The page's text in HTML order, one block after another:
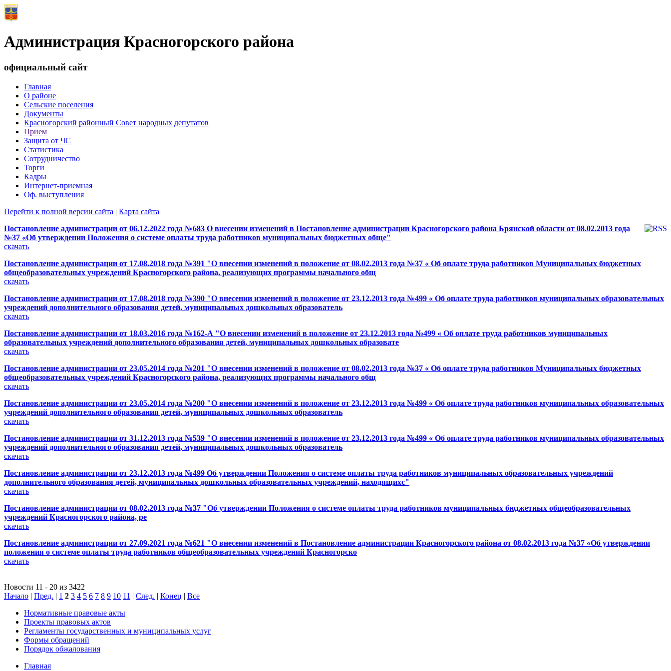
Администрация Красногорского района
официальный сайт
Главная
О районе
Сельские поселения
Документы
Красногорский районный Совет народных депутатов
Прием
Защита от ЧС
Статистика
Сотрудничество
Торги
Кадры
Интернет-приемная
Оф. выступления
Перейти к полной версии сайта | Карта сайта
Постановление администрации от 06.12.2022 года №683 О внесении изменений в Постановление администрации Красногорского района Брянской области от 08.02.2013 года
№37 «Об утверждении Положения о системе оплаты труда работников муниципальных бюджетных обще"
скачать
Постановление администрации от 17.08.2018 года №391 "О внесении изменений в положение от 08.02.2013 года №37 « Об оплате труда работников Муниципальных бюджетных
общеобразовательных учреждений Красногорского района, реализующих программы начального общ
скачать
Постановление администрации от 17.08.2018 года №390 "О внесении изменений в положение от 23.12.2013 года №499 « Об оплате труда работников муниципальных образовательных
учреждений дополнительного образования детей, муниципальных дошкольных образователь
скачать
Постановление администрации от 18.03.2016 года №162-А "О внесении изменений в положение от 23.12.2013 года №499 « Об оплате труда работников муниципальных
образовательных учреждений дополнительного образования детей, муниципальных дошкольных образовате
скачать
Постановление администрации от 23.05.2014 года №201 "О внесении изменений в положение от 08.02.2013 года №37 « Об оплате труда работников Муниципальных бюджетных
общеобразовательных учреждений Красногорского района, реализующих программы начального общ
скачать
Постановление администрации от 23.05.2014 года №200 "О внесении изменений в положение от 23.12.2013 года №499 « Об оплате труда работников муниципальных образовательных
учреждений дополнительного образования детей, муниципальных дошкольных образователь
скачать
Постановление администрации от 31.12.2013 года №539 "О внесении изменений в положение от 23.12.2013 года №499 « Об оплате труда работников муниципальных образовательных
учреждений дополнительного образования детей, муниципальных дошкольных образователь
скачать
Постановление администрации от 23.12.2013 года №499 Об утверждении Положения о системе оплаты труда работников муниципальных образовательных учреждений
дополнительного образования детей, муниципальных дошкольных образовательных учреждений, находящихс"
скачать
Постановление администрации от 08.02.2013 года №37 "Об утверждении Положения о системе оплаты труда работников муниципальных бюджетных общеобразовательных
учреждений Красногорского района, ре
скачать
Постановление администрации от 27.09.2021 года №621 "О внесении изменений в Постановление администрации Красногорского района от 08.02.2013 года №37 «Об утверждении
положения о системе оплаты труда работников общеобразовательных учреждений Красногорско
скачать
Новости 11 - 20 из 3422
Начало | Пред. | 1 2 3 4 5 6 7 8 9 10 11 | След. | Конец | Все
Нормативные правовые акты
Проекты правовых актов
Регламенты государственных и муниципальных услуг
Формы обращений
Порядок обжалования
Главная